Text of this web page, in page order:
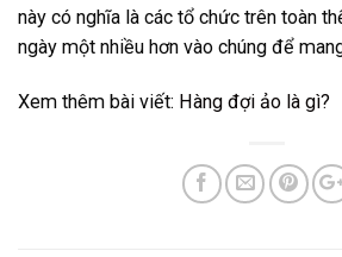
này có nghĩa là các tổ chức trên toàn
ngày một nhiều hơn vào chúng để
Xem thêm bài viết: Hàng đợi ảo là gì?